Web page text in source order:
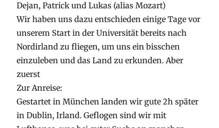
Dejan, Patrick und Lukas (alias Mozart)
Wir haben uns dazu entschieden einige Tage vor
unserem Start in der Universität bereits nach
Nordirland zu fliegen, um uns ein bisschen
einzuleben und das Land zu erkunden. Aber
zuerst
Zur Anreise:
Gestartet in München landen wir gute 2h später
in Dublin, Irland. Geflogen sind wir mit